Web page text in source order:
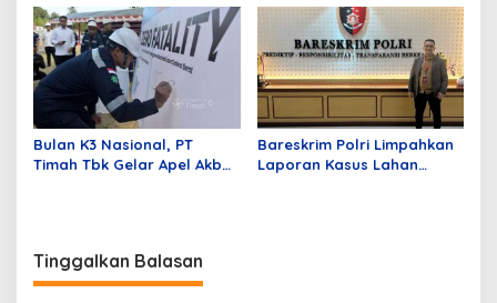
Kampar
Bulan K3 Nasional, PT
Timah Tbk Gelar Apel Akbar
Bareskrim Polri Limpahkan
Laporan Kasus Lahan
Tinggalkan Balasan